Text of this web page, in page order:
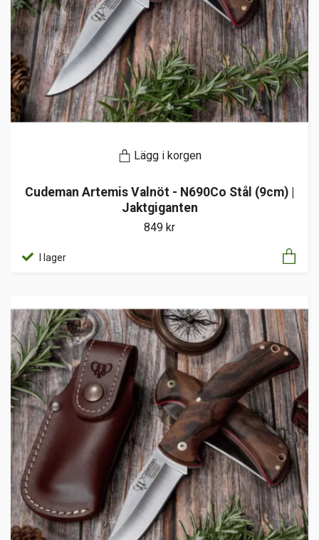
Lägg i korgen
Cudeman Artemis Valnöt - N690Co Stål (9cm) |
Jaktgiganten
849 kr
I lager